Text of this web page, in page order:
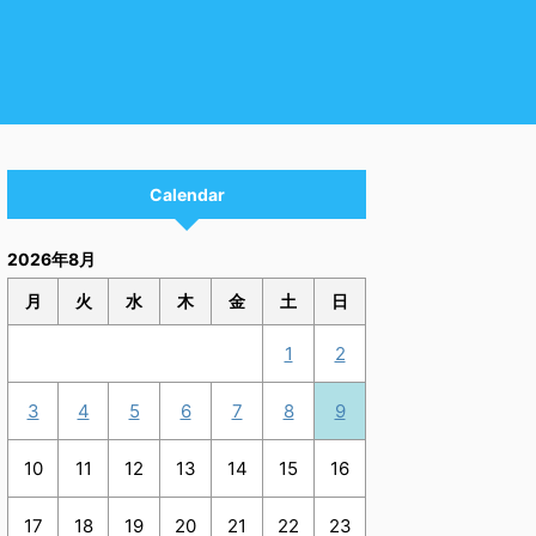
Calendar
2026年8月
月 火 水 木 金 土 日
1 2
3 4 5 6 7 8 9
10 11 12 13 14 15 16
17 18 19 20 21 22 23